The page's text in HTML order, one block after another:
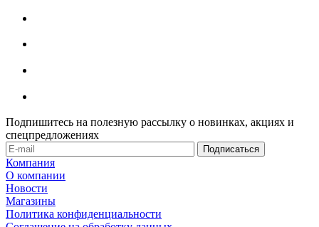
Подпишитесь на полезную рассылку о новинках, акциях и
спецпредложениях
Компания
О компании
Новости
Магазины
Политика конфиденциальности